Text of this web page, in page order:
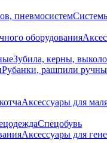
пневмосистем
оборудования
Зубила, керны,
Рубанки, рашпили
Аксессуары для
Спецобувь
Аксессуары для